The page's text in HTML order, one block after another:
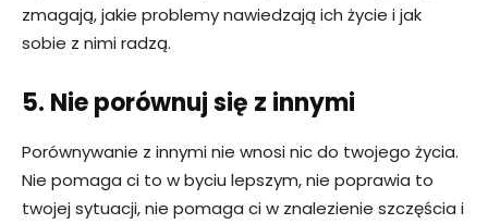
zmagają, jakie problemy nawiedzają ich życie i jak
sobie z nimi radzą.
5. Nie porównuj się z innymi
Porównywanie z innymi nie wnosi nic do twojego życia.
Nie pomaga ci to w byciu lepszym, nie poprawia to
twojej sytuacji, nie pomaga ci w znalezienie szczęścia i